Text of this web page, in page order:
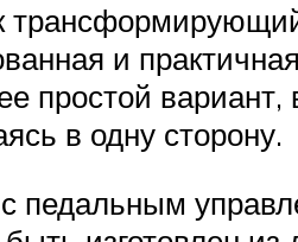
и
простой
в одну сторону.
педальным